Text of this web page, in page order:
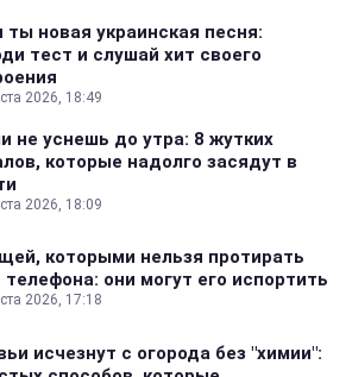
ты новая украинская песня:
тест и слушай хит своего
2026, 18:49
не уснешь до утра: 8 жутких
которые надолго засядут в
2026, 18:09
которыми нельзя протирать
телефона: они могут его испортить
2026, 17:18
исчезнут с огорода без "химии":